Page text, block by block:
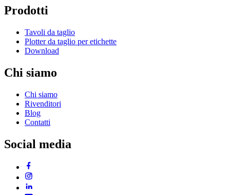
Prodotti
Tavoli da taglio
Plotter da taglio per etichette
Download
Chi siamo
Chi siamo
Rivenditori
Blog
Contatti
Social media